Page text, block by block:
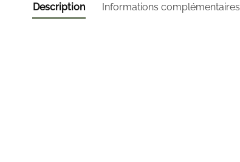
Description Informations complémentaires